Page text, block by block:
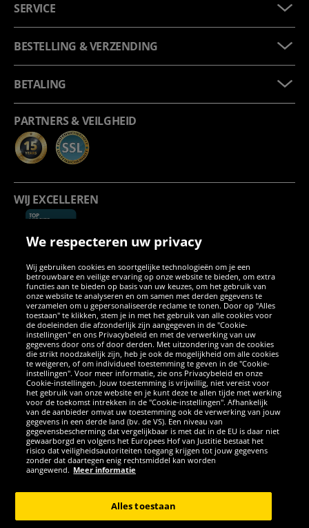
SERVICE
BESTELLING & VERZENDING
BETALING
PARTNERS & VEILGHEID
WIJ EXCELLEREN
SOCIALE MEDIA
FacebookInstagram
WhatsApp
TikTokTwitterYouTube
APPS
GER - Alle rechten voorbehouden
*Alle prijzen incl. wettelijke btw excl. verzendingskosten en eventueel
We respecteren uw privacy
Wij gebruiken cookies en soortgelijke technologieën om je een
betrouwbare en veilige ervaring op onze website te bieden, om extra
functies aan te bieden op basis van uw keuzes, om het gebruik van
onze website te analyseren en om samen met derden gegevens te
verzamelen om u gepersonaliseerde reclame te tonen. Door op "Alles
toestaan" te klikken, stem je in met het gebruik van alle cookies voor
de doeleinden die afzonderlijk zijn aangegeven in de "Cookie-
instellingen" en ons Privacybeleid en met de verwerking van uw
gegevens door ons of door derden. Met uitzondering van de cookies
die strikt noodzakelijk zijn, heb je ook de mogelijkheid om alle cookies
te weigeren, of om individueel toestemming te geven in de "Cookie-
instellingen". Voor meer informatie, zie ons Privacybeleid en onze
Cookie-instellingen. Jouw toestemming is vrijwillig, niet vereist voor
het gebruik van onze website en je kunt deze te allen tijde met werking
voor de toekomst intrekken in de "Cookie-instellingen". Afhankelijk
van de aanbieder omvat uw toestemming ook de verwerking van jouw
gegevens in een derde land (bv. de VS). Een niveau van
gegevensbescherming dat vergelijkbaar is met dat in de EU is daar niet
gewaarborgd en volgens het Europees Hof van Justitie bestaat het
risico dat veiligheidsautoriteiten toegang krijgen tot jouw gegevens
zonder dat daartegen enig rechtsmiddel kan worden
aangewend. Meer informatie
Alles toestaan